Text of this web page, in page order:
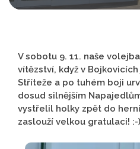
V sobotu 9. 11. naše
vítězství, když v
Stříteže a po tuhém boji
dosud silnějším
vystřelil holky zpět do
zaslouží velkou gratulaci! :-)